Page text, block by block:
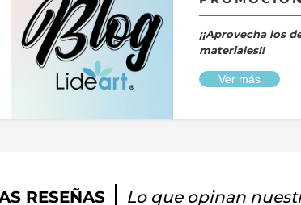
¡¡Aprovecha los
materiales!!
Ver más
RESEÑAS Lo que opinan